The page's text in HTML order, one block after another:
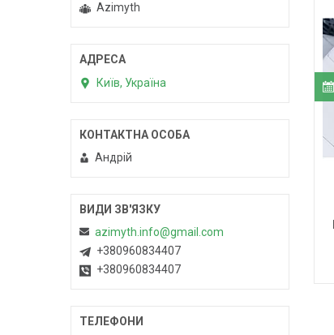
Azimyth
Київ, Україна
Андрій
azimyth.info@gmail.com
+380960834407
+380960834407